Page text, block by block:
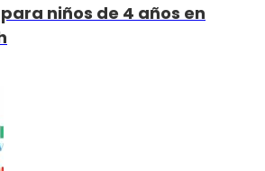
niños de 4 años en